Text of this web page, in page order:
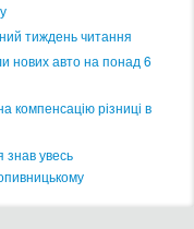
тиждень читання
нових авто на понад 6
компенсацію різниці в
знав увесь